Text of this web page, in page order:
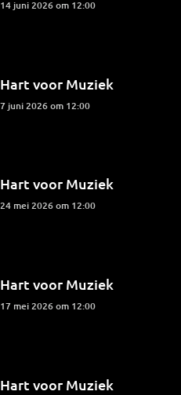
14 juni 2026 om 12:00
Hart voor Muziek
7 juni 2026 om 12:00
Hart voor Muziek
24 mei 2026 om 12:00
Hart voor Muziek
17 mei 2026 om 12:00
Hart voor Muziek